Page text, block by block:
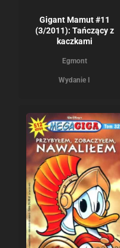
Gigant Mamut #11
(3/2011): Tańczący z
kaczkami
Egmont
Wydanie I